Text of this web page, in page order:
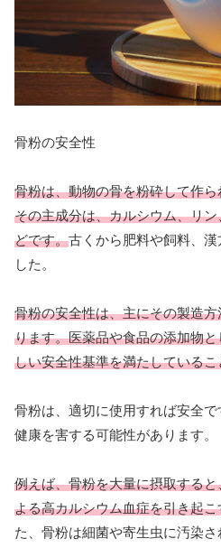
骨粉の安全性
骨粉は、動物の骨を粉砕して作
その主成分は、カルシウム、リ
どです。古くから肥料や飼料、
した。
骨粉の安全性は、主にその製造
ります。医薬品や食品の添加物
しい安全性基準を満たしている
骨粉は、適切に使用すれば安全
健康を害する可能性があります。
例えば、骨粉を大量に摂取する
よる高カルシウム血症を引き起
た、骨粉は細菌や寄生虫に汚染